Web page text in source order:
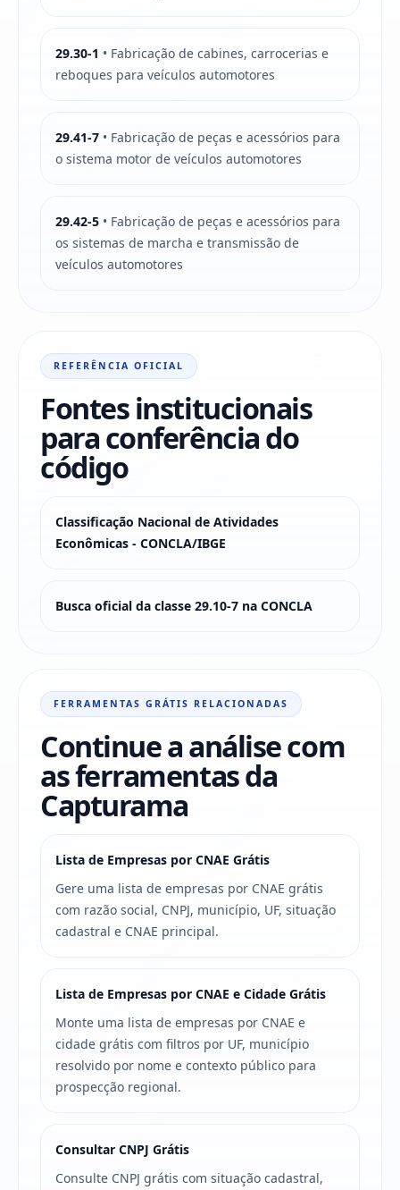
29.30-1 • Fabricação de cabines, carrocerias e
reboques para veículos automotores
29.41-7 • Fabricação de peças e acessórios para
o sistema motor de veículos automotores
29.42-5 • Fabricação de peças e acessórios para
os sistemas de marcha e transmissão de
veículos automotores
REFERÊNCIA OFICIAL
Fontes institucionais
para conferência do
código
Classificação Nacional de Atividades
Econômicas - CONCLA/IBGE
Busca oficial da classe 29.10-7 na CONCLA
FERRAMENTAS GRÁTIS RELACIONADAS
Continue a análise com
as ferramentas da
Capturama
Lista de Empresas por CNAE Grátis
Gere uma lista de empresas por CNAE grátis
com razão social, CNPJ, município, UF, situação
cadastral e CNAE principal.
Lista de Empresas por CNAE e Cidade Grátis
Monte uma lista de empresas por CNAE e
cidade grátis com filtros por UF, município
resolvido por nome e contexto público para
prospecção regional.
Consultar CNPJ Grátis
Consulte CNPJ grátis com situação cadastral,